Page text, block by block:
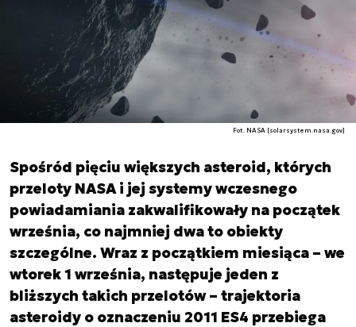
Fot. NASA [solarsystem.nasa.gov]
Spośród pięciu większych asteroid, których
przeloty NASA i jej systemy wczesnego
powiadamiania zakwalifikowały na początek
września, co najmniej dwa to obiekty
szczególne. Wraz z początkiem miesiąca – we
wtorek 1 września, następuje jeden z
bliższych takich przelotów – trajektoria
asteroidy o oznaczeniu 2011 ES4 przebiega